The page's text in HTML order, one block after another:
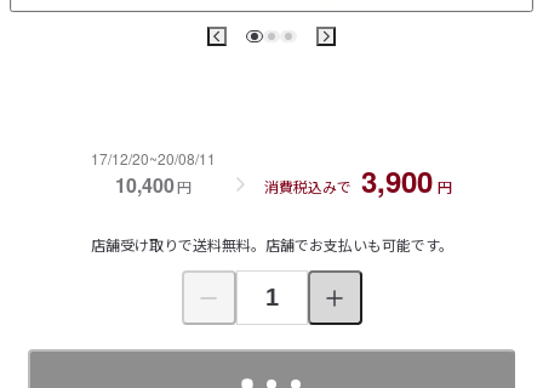
17/12/20~20/08/11
10,400円 消費税込みで 3,900 円
店舗受け取りで送料無料。店舗でお支払いも可能です。